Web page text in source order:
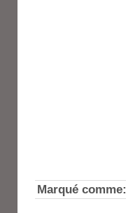
Marqué comme: